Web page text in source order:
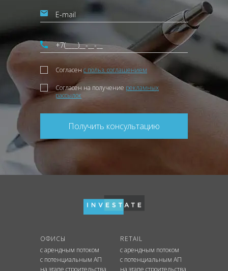
Согласен с польз. соглашением
Согласен на получение рекламных
рассылок
Получить консультацию
ОФИСЫ
с арендным потоком
с потенциальным АП
на этапе строительства
RETAIL
с арендным потоком
с потенциальным АП
на этапе строительства